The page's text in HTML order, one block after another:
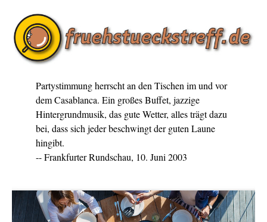
Partystimmung herrscht an den Tischen im und vor
dem Casablanca. Ein großes Buffet, jazzige
Hintergrundmusik, das gute Wetter, alles trägt dazu
bei, dass sich jeder beschwingt der guten Laune
hingibt.
-- Frankfurter Rundschau, 10. Juni 2003